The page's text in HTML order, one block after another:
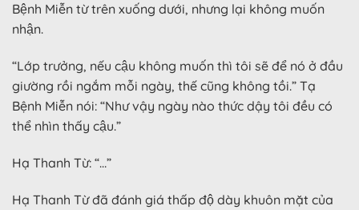
Bệnh Miễn từ trên xuống dưới, nhưng lại không muốn
nhận.
“Lớp trưởng, nếu cậu không muốn thì tôi sẽ để nó ở đầu
giường rồi ngắm mỗi ngày, thế cũng không tồi.” Tạ
Bệnh Miễn nói: “Như vậy ngày nào thức dậy tôi đều có
thể nhìn thấy cậu.”
Hạ Thanh Từ: “…”
Hạ Thanh Từ đã đánh giá thấp độ dày khuôn mặt của